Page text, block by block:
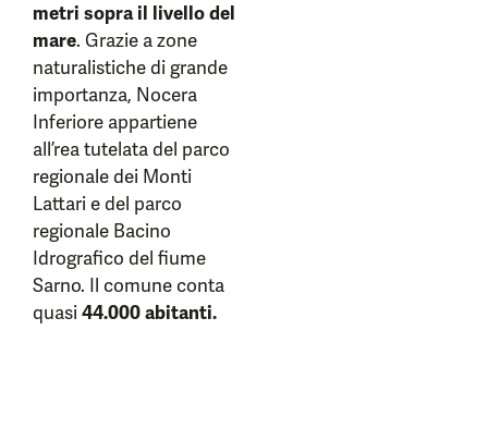
metri sopra il livello del
mare. Grazie a zone
naturalistiche di grande
importanza, Nocera
Inferiore appartiene
all’rea tutelata del parco
regionale dei Monti
Lattari e del parco
regionale Bacino
Idrografico del fiume
Sarno. Il comune conta
quasi44.000 abitanti.